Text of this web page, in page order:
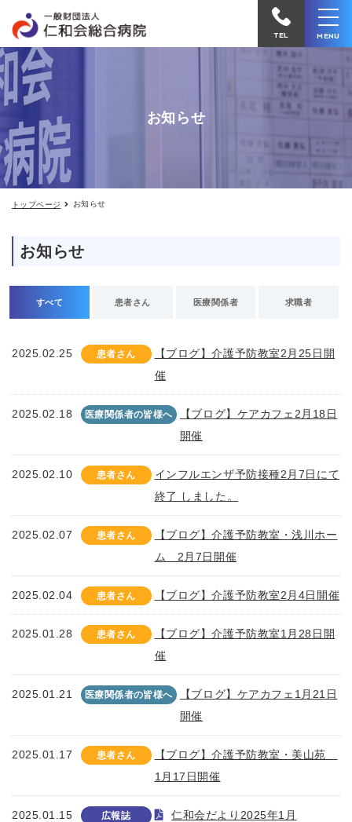
せ
病
院
電
TEL MENU
お知らせ
トップページ お知らせ
お知らせ
すべて 患者さん 医療関係者 求職者
2025.02.25 患者さん
【ブログ】介護予防教室2月25日開
催
2025.02.18 医療関係者の皆様へ
【ブログ】ケアカフェ2月18日
開催
2025.02.10 患者さん
インフルエンザ予防接種2月7日にて
終了 しました。
2025.02.07 患者さん
【ブログ】介護予防教室・浅川ホー
ム 2月7日開催
2025.02.04 患者さん 【ブログ】介護予防教室2月4日開催
2025.01.28 患者さん
【ブログ】介護予防教室1月28日開
催
2025.01.21 医療関係者の皆様へ
【ブログ】ケアカフェ1月21日
開催
2025.01.17 患者さん
【ブログ】介護予防教室・美山苑
1月17日開催
2025.01.15 広報誌 仁和会だより2025年1月